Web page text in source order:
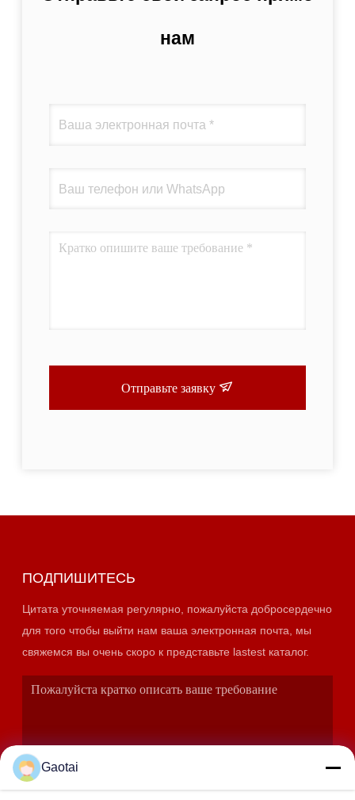
нам
Отправьте заявку
ПОДПИШИТЕСЬ
Цитата уточняемая регулярно, пожалуйста добросердечно
для того чтобы выйти нам ваша электронная почта, мы
свяжемся вы очень скоро к представьте lastest каталог.
Gaotai